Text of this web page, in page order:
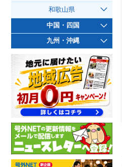
和歌山県
中国・四国
九州・沖縄